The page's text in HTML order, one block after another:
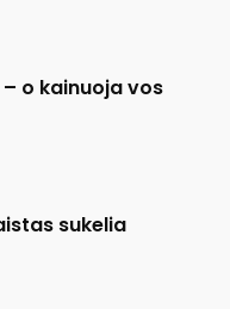
o kainuoja vos
sukelia